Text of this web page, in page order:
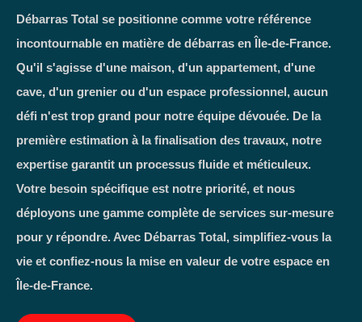
Débarras Total se positionne comme votre référence
incontournable en matière de débarras en Île-de-France.
Qu'il s'agisse d'une maison, d'un appartement, d'une
cave, d'un grenier ou d'un espace professionnel, aucun
défi n'est trop grand pour notre équipe dévouée. De la
première estimation à la finalisation des travaux, notre
expertise garantit un processus fluide et méticuleux.
Votre besoin spécifique est notre priorité, et nous
déployons une gamme complète de services sur-mesure
pour y répondre. Avec Débarras Total, simplifiez-vous la
vie et confiez-nous la mise en valeur de votre espace en
Île-de-France.